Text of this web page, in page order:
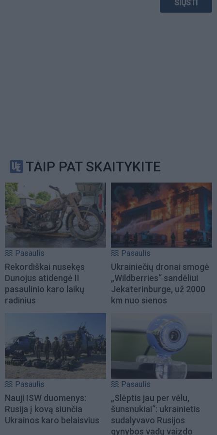
TAIP PAT SKAITYKITE
Pasaulis
Rekordiškai nusekęs
Dunojus atidengė II
pasaulinio karo laikų
radinius
Pasaulis
Ukrainiečių dronai smogė
„Wildberries“ sandėliui
Jekaterinburge, už 2000
km nuo sienos
Pasaulis
Nauji ISW duomenys:
Rusija į kovą siunčia
Ukrainos karo belaisvius
Pasaulis
„Slėptis jau per vėlu,
šunsnukiai“: ukrainietis
sudalyvavo Rusijos
gynybos vadų vaizdo